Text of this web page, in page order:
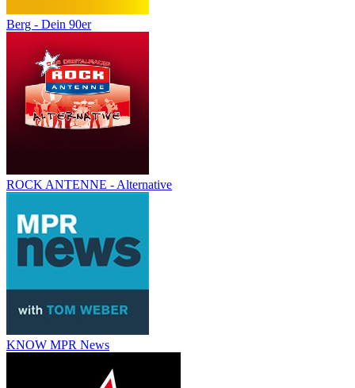
Berg - Dein 90er
ROCK ANTENNE - Alternative
KNOW MPR News